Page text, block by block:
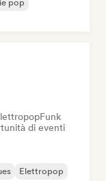
pop
Funk
di eventi
Elettropop